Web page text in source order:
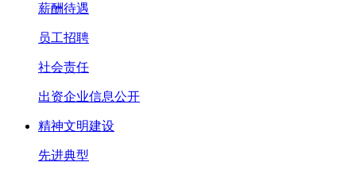
薪酬待遇
员工招聘
社会责任
出资企业信息公开
精神文明建设
先进典型